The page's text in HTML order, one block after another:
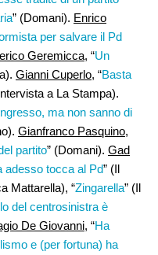
” (Domani). Enrico
per salvare il Pd
Geremicca, “Un
Gianni Cuperlo, “Basta
a La Stampa).
ma non sanno di
Gianfranco Pasquino,
partito” (Domani). Gad
adesso tocca al Pd” (Il
Mattarella), “Zingarella” (Il
del centrosinistra è
De Giovanni, “Ha
e (per fortuna) ha